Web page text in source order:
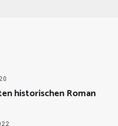
historischen Roman